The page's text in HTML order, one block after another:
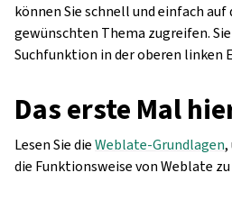
können Sie schnell und einfach
gewünschten Thema zugreifen.
Suchfunktion in der oberen linken
Das erste Mal
Lesen Sie dieWeblate-Grundlagen,
die Funktionsweise von Weblate